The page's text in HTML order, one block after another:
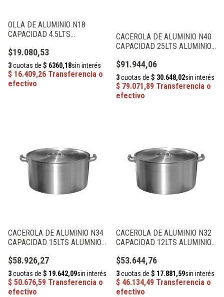
OLLA DE ALUMINIO N18
CAPACIDAD 4.5LTS
$19.080,53
CACEROLA DE ALUMINIO N40
CAPACIDAD 25LTS ALUMINIOS
$91.944,06
CACEROLA DE ALUMINIO N34
CAPACIDAD 15LTS ALUMNIOS
$58.926,27
CACEROLA DE ALUMINIO N32
CAPACIDAD 12LTS ALUMINIOS
$53.644,76